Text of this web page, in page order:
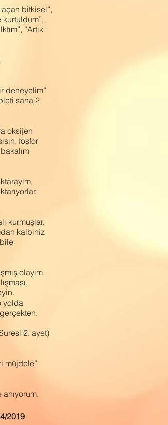
bitkisel”,
kurtuldum”,
“Artık
deneyelim”
sana 2
oksijen
fosfor
kurmuşlar.
kalbiniz
olayım.
yolda
2. ayet)
müjdele”
2019